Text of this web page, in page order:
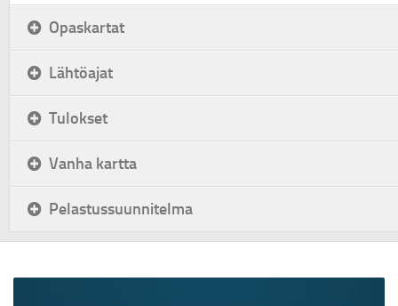
Opaskartat
Lähtöajat
Tulokset
Vanha kartta
Pelastussuunnitelma